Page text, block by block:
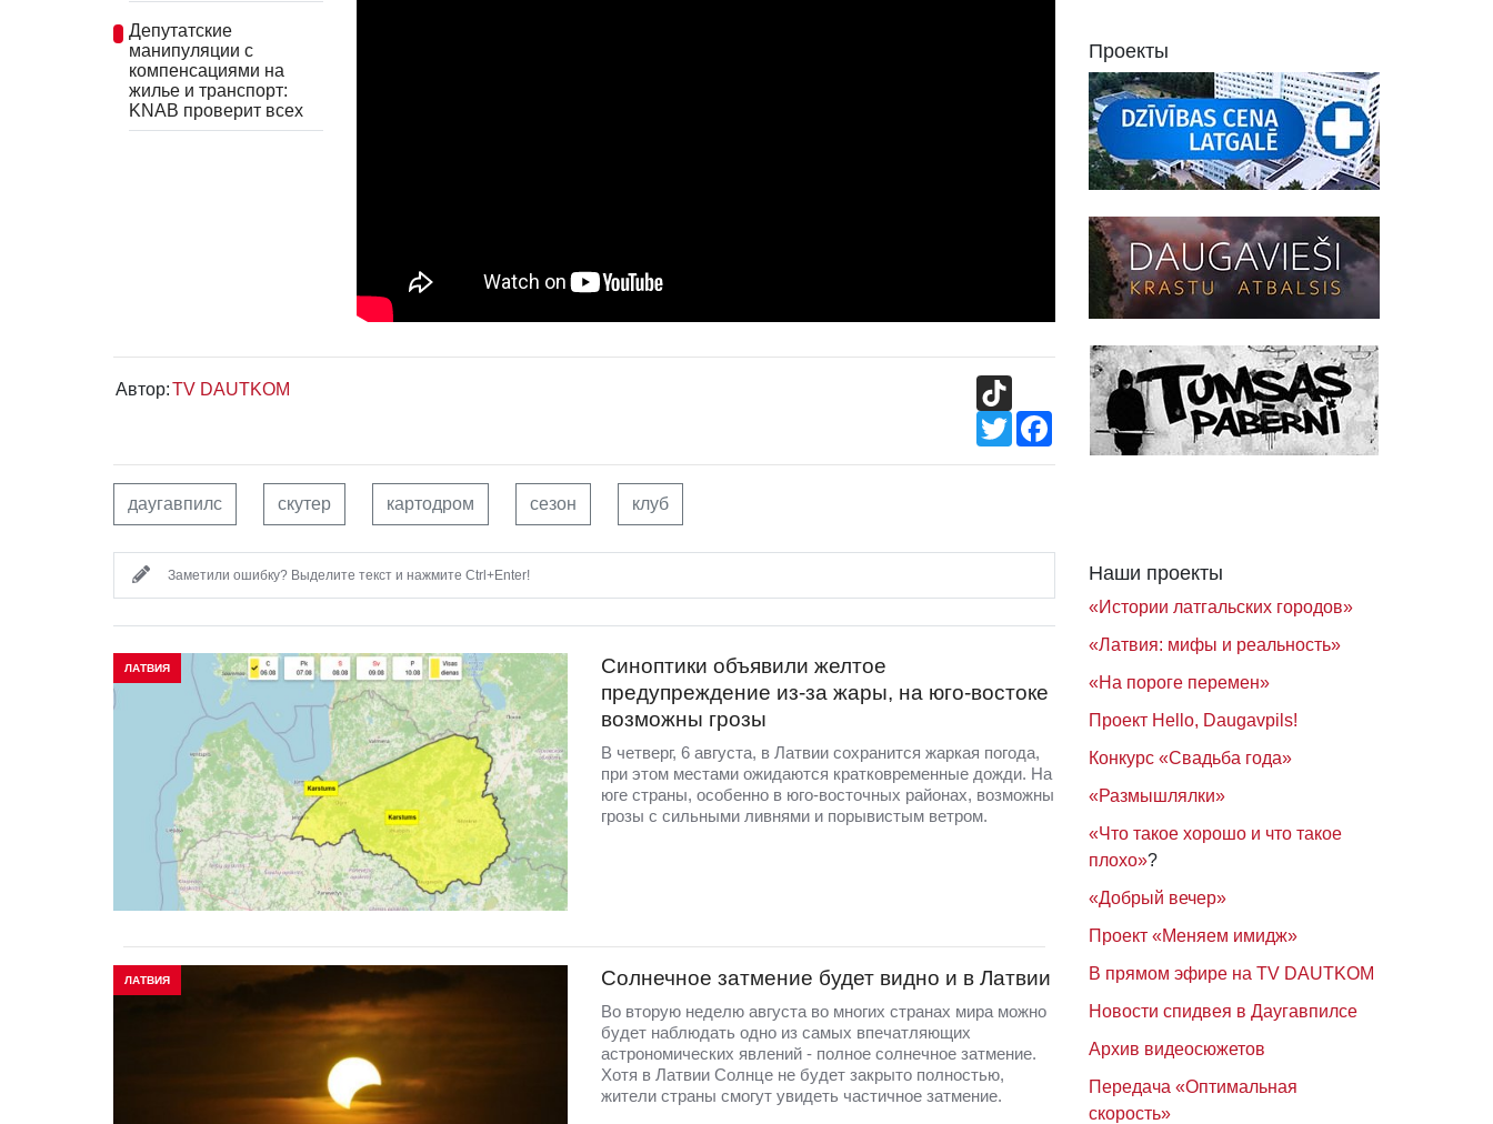
Депутатские
манипуляции с
компенсациями на
жилье и транспорт:
KNAB проверит всех
Автор:TV DAUTKOM
TikTok
TwitterFacebook
даугавпилс скутер картодром сезон клуб
Заметили ошибку? Выделите текст и нажмите Ctrl+Enter!
ЛАТВИЯ
Синоптики объявили желтое
предупреждение из-за жары, на юго-востоке
возможны грозы
В четверг, 6 августа, в Латвии сохранится жаркая погода,
при этом местами ожидаются кратковременные дожди. На
юге страны, особенно в юго-восточных районах, возможны
грозы с сильными ливнями и порывистым ветром.
ЛАТВИЯ Солнечное затмение будет видно и в Латвии
Во вторую неделю августа во многих странах мира можно
будет наблюдать одно из самых впечатляющих
астрономических явлений - полное солнечное затмение.
Хотя в Латвии Солнце не будет закрыто полностью,
жители страны смогут увидеть частичное затмение.
Проекты
Наши проекты
«Истории латгальских городов»
«Латвия: мифы и реальность»
«На пороге перемен»
Проект Hello, Daugavpils!
Конкурс «Свадьба года»
«Размышлялки»
«Что такое хорошо и что такое
плохо»?
«Добрый вечер»
Проект «Меняем имидж»
В прямом эфире на TV DAUTKOM
Новости спидвея в Даугавпилсе
Архив видеосюжетов
Передача «Оптимальная
скорость»